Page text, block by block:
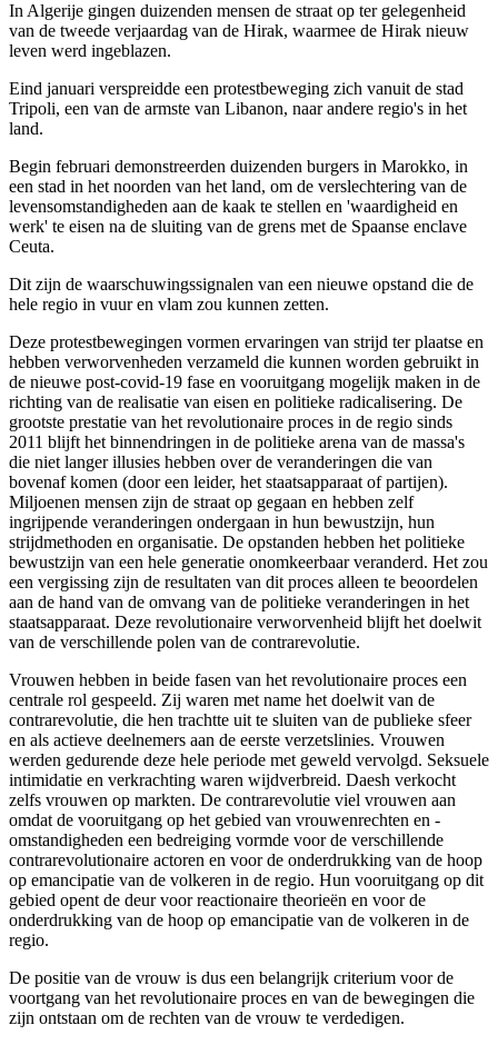
In Algerije gingen duizenden mensen de straat op ter gelegenheid
van de tweede verjaardag van de Hirak, waarmee de Hirak nieuw
leven werd ingeblazen.
Eind januari verspreidde een protestbeweging zich vanuit de stad
Tripoli, een van de armste van Libanon, naar andere regio's in het
land.
Begin februari demonstreerden duizenden burgers in Marokko, in
een stad in het noorden van het land, om de verslechtering van de
levensomstandigheden aan de kaak te stellen en 'waardigheid en
werk' te eisen na de sluiting van de grens met de Spaanse enclave
Ceuta.
Dit zijn de waarschuwingssignalen van een nieuwe opstand die de
hele regio in vuur en vlam zou kunnen zetten.
Deze protestbewegingen vormen ervaringen van strijd ter plaatse en
hebben verworvenheden verzameld die kunnen worden gebruikt in
de nieuwe post-covid-19 fase en vooruitgang mogelijk maken in de
richting van de realisatie van eisen en politieke radicalisering. De
grootste prestatie van het revolutionaire proces in de regio sinds
2011 blijft het binnendringen in de politieke arena van de massa's
die niet langer illusies hebben over de veranderingen die van
bovenaf komen (door een leider, het staatsapparaat of partijen).
Miljoenen mensen zijn de straat op gegaan en hebben zelf
ingrijpende veranderingen ondergaan in hun bewustzijn, hun
strijdmethoden en organisatie. De opstanden hebben het politieke
bewustzijn van een hele generatie onomkeerbaar veranderd. Het zou
een vergissing zijn de resultaten van dit proces alleen te beoordelen
aan de hand van de omvang van de politieke veranderingen in het
staatsapparaat. Deze revolutionaire verworvenheid blijft het doelwit
van de verschillende polen van de contrarevolutie.
Vrouwen hebben in beide fasen van het revolutionaire proces een
centrale rol gespeeld. Zij waren met name het doelwit van de
contrarevolutie, die hen trachtte uit te sluiten van de publieke sfeer
en als actieve deelnemers aan de eerste verzetslinies. Vrouwen
werden gedurende deze hele periode met geweld vervolgd. Seksuele
intimidatie en verkrachting waren wijdverbreid. Daesh verkocht
zelfs vrouwen op markten. De contrarevolutie viel vrouwen aan
omdat de vooruitgang op het gebied van vrouwenrechten en -
omstandigheden een bedreiging vormde voor de verschillende
contrarevolutionaire actoren en voor de onderdrukking van de hoop
op emancipatie van de volkeren in de regio. Hun vooruitgang op dit
gebied opent de deur voor reactionaire theorieën en voor de
onderdrukking van de hoop op emancipatie van de volkeren in de
regio.
De positie van de vrouw is dus een belangrijk criterium voor de
voortgang van het revolutionaire proces en van de bewegingen die
zijn ontstaan om de rechten van de vrouw te verdedigen.